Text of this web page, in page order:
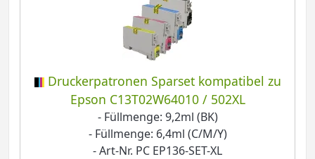
Druckerpatronen Sparset kompatibel zu
Epson C13T02W64010 / 502XL
- Füllmenge: 9,2ml (BK)
- Füllmenge: 6,4ml (C/M/Y)
- Art-Nr. PC EP136-SET-XL